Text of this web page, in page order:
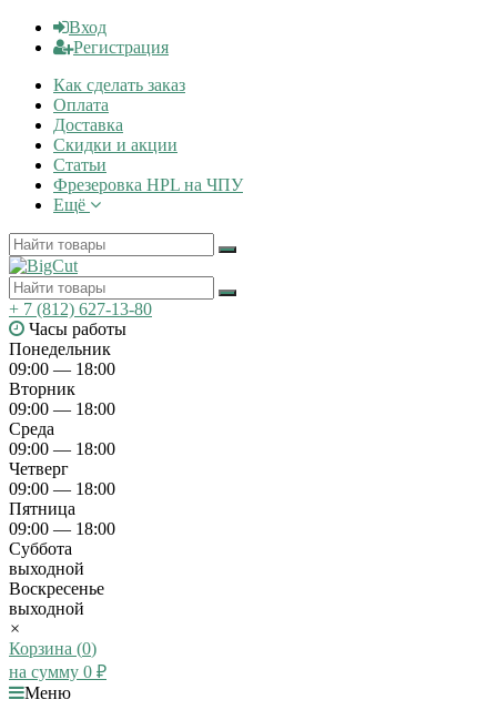
Вход
Регистрация
Как сделать заказ
Оплата
Доставка
Скидки и акции
Статьи
Фрезеровка HPL на ЧПУ
Ещё
+ 7 (812) 627-13-80
Часы работы
Понедельник
09:00 — 18:00
Вторник
09:00 — 18:00
Среда
09:00 — 18:00
Четверг
09:00 — 18:00
Пятница
09:00 — 18:00
Суббота
выходной
Воскресенье
выходной
×
Корзина (0)
на сумму 0 ₽
Меню